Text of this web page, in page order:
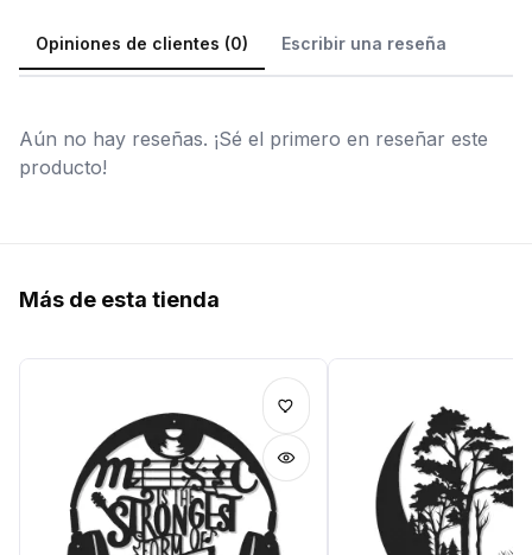
Opiniones de clientes (0) Escribir una reseña
Aún no hay reseñas. ¡Sé el primero en reseñar este
producto!
Más de esta tienda